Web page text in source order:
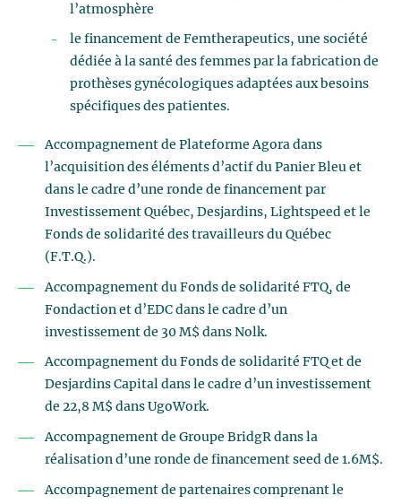
l’atmosphère
le financement de Femtherapeutics, une société
dédiée à la santé des femmes par la fabrication de
prothèses gynécologiques adaptées aux besoins
spécifiques des patientes.
Accompagnement de Plateforme Agora dans
l’acquisition des éléments d’actif du Panier Bleu et
dans le cadre d’une ronde de financement par
Investissement Québec, Desjardins, Lightspeed et le
Fonds de solidarité des travailleurs du Québec
(F.T.Q.).
Accompagnement du Fonds de solidarité FTQ, de
Fondaction et d’EDC dans le cadre d’un
investissement de 30 M$ dans Nolk.
Accompagnement du Fonds de solidarité FTQ et de
Desjardins Capital dans le cadre d’un investissement
de 22,8 M$ dans UgoWork.
Accompagnement de Groupe BridgR dans la
réalisation d’une ronde de financement seed de 1.6M$.
Accompagnement de partenaires comprenant le